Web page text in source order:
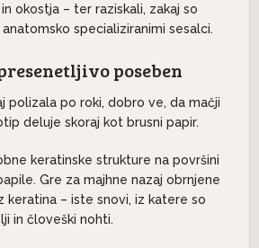
okostja – ter raziskali, zakaj so
specializiranimi sesalci.
poseben
polizala po roki, dobro ve, da mačji
deluje skoraj kot brusni papir.
keratinske strukture na površini
Gre za majhne nazaj obrnjene
keratina – iste snovi, iz katere so
in človeški nohti.